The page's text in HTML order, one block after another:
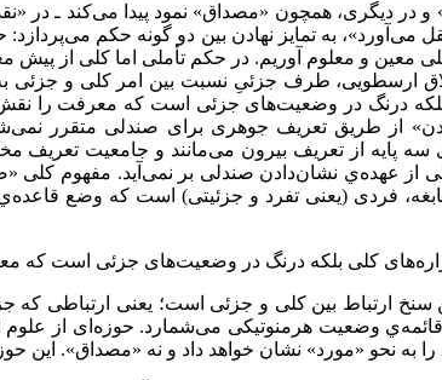
در دیگری، همچون «مصداق» نمود پیدا می‌کند ـ در
به تمایز نهادن بین دو گونه حکم
و معلوم آوریم. در حکم تأملی اما کلی از پیش
ارسطويی، طرف جزئیِ نسبت بین امر کلی و جزئی به
درنگ در وضعیت‌های جزئی است که معرفت را
از طریق تعریف جوهری برای صندلی متقرر
سه پایه از تعریف بیرون می‌مانند و جامعیت
عهده‌ي نشان‌دادن صندلی بر نمی‌آید. مفهوم کلی
فردی (یعنی تفرد و جزئیتی) است که وضع
کلی بلکه درنگ در وضعیت‌های جزئی است که
سنخ ارتباط بین کلی و جزئی است؛ یعنی ارتباطی
وضعیت هرمنوتیکی می‌شمارد. حوزه‌ای از علوم
به نحو «مورد» نشان خواهد داد و نه «مصداق».